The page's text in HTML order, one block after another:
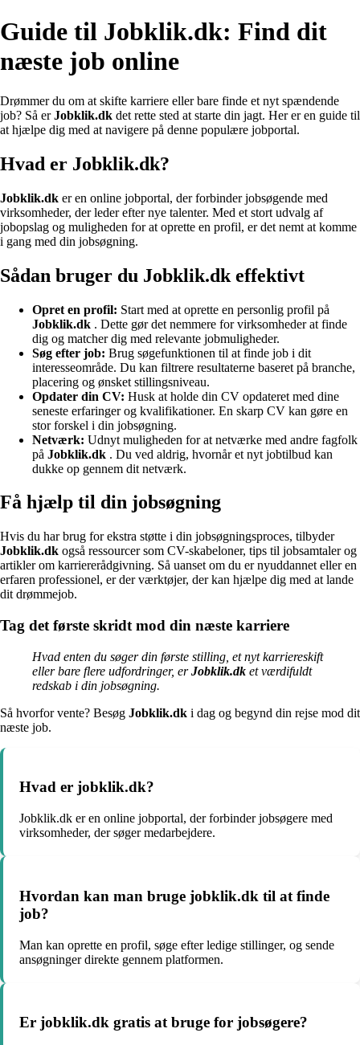
Guide til Jobklik.dk: Find dit
næste job online
Drømmer du om at skifte karriere eller bare finde et nyt spændende
job? Så erJobklik.dk det rette sted at starte din jagt. Her er en guide til
at hjælpe dig med at navigere på denne populære jobportal.
Hvad er Jobklik.dk?
Jobklik.dk er en online jobportal, der forbinder jobsøgende med
virksomheder, der leder efter nye talenter. Med et stort udvalg af
jobopslag og muligheden for at oprette en profil, er det nemt at komme
i gang med din jobsøgning.
Sådan bruger du Jobklik.dk effektivt
Opret en profil: Start med at oprette en personlig profil på
Jobklik.dk . Dette gør det nemmere for virksomheder at finde
dig og matcher dig med relevante jobmuligheder.
Søg efter job: Brug søgefunktionen til at finde job i dit
interesseområde. Du kan filtrere resultaterne baseret på branche,
placering og ønsket stillingsniveau.
Opdater din CV: Husk at holde din CV opdateret med dine
seneste erfaringer og kvalifikationer. En skarp CV kan gøre en
stor forskel i din jobsøgning.
Netværk: Udnyt muligheden for at netværke med andre fagfolk
på Jobklik.dk . Du ved aldrig, hvornår et nyt jobtilbud kan
dukke op gennem dit netværk.
Få hjælp til din jobsøgning
Hvis du har brug for ekstra støtte i din jobsøgningsproces, tilbyder
Jobklik.dk også ressourcer som CV-skabeloner, tips til jobsamtaler og
artikler om karriererådgivning. Så uanset om du er nyuddannet eller en
erfaren professionel, er der værktøjer, der kan hjælpe dig med at lande
dit drømmejob.
Tag det første skridt mod din næste karriere
Hvad enten du søger din første stilling, et nyt karriereskift
eller bare flere udfordringer, erJobklik.dk et værdifuldt
redskab i din jobsøgning.
Så hvorfor vente? Besøg Jobklik.dk i dag og begynd din rejse mod dit
næste job.
Hvad er jobklik.dk?
Jobklik.dk er en online jobportal, der forbinder jobsøgere med
virksomheder, der søger medarbejdere.
Hvordan kan man bruge jobklik.dk til at finde
job?
Man kan oprette en profil, søge efter ledige stillinger, og sende
ansøgninger direkte gennem platformen.
Er jobklik.dk gratis at bruge for jobsøgere?